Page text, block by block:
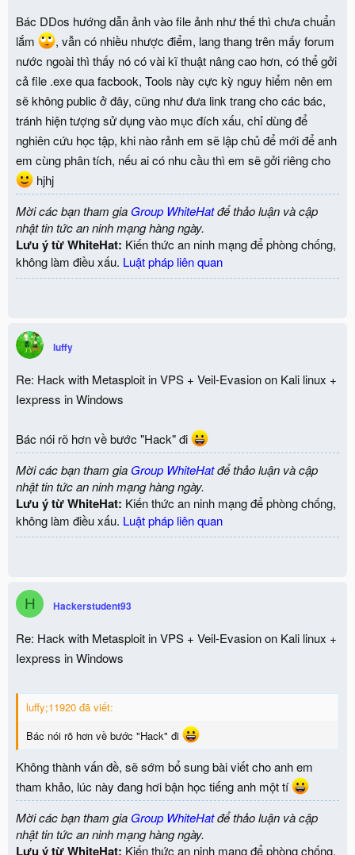
Bác DDos hướng dẫn ảnh vào file ảnh như thế thì chưa chuẩn
lắm
, vẫn có nhiều nhược điểm, lang thang trên mấy forum
nước ngoài thì thấy nó có vài kĩ thuật nâng cao hơn, có thể gởi
cả file .exe qua facbook, Tools này cực kỳ nguy hiểm nên em
sẽ không public ở đây, cũng như đưa link trang cho các bác,
tránh hiện tượng sử dụng vào mục đích xấu, chỉ dùng để
nghiên cứu học tập, khi nào rảnh em sẽ lập chủ để mới để anh
em cùng phân tích, nếu ai có nhu cầu thì em sẽ gởi riêng cho
hjhj
Mời các bạn tham gia Group WhiteHatđể thảo luận và cập
nhật tin tức an ninh mạng hàng ngày.
Lưu ý từ WhiteHat: Kiến thức an ninh mạng để phòng chống,
không làm điều xấu. Luật pháp liên quan
luffy
Re: Hack with Metasploit in VPS + Veil-Evasion on Kali linux +
Iexpress in Windows
Bác nói rõ hơn về bước "Hack" đi
Mời các bạn tham gia Group WhiteHatđể thảo luận và cập
nhật tin tức an ninh mạng hàng ngày.
Lưu ý từ WhiteHat: Kiến thức an ninh mạng để phòng chống,
không làm điều xấu. Luật pháp liên quan
H Hackerstudent93
Re: Hack with Metasploit in VPS + Veil-Evasion on Kali linux +
Iexpress in Windows
luffy;11920 đã viết:
Bác nói rõ hơn về bước "Hack" đi
Không thành vấn đề, sẽ sớm bổ sung bài viết cho anh em
tham khảo, lúc này đang hơi bận học tiếng anh một tí
Mời các bạn tham gia Group WhiteHatđể thảo luận và cập
nhật tin tức an ninh mạng hàng ngày.
Lưu ý từ WhiteHat: Kiến thức an ninh mạng để phòng chống,